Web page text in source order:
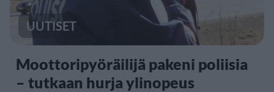
UUTISET
Moottoripyöräilijä pakeni poliisia
– tutkaan hurja ylinopeus